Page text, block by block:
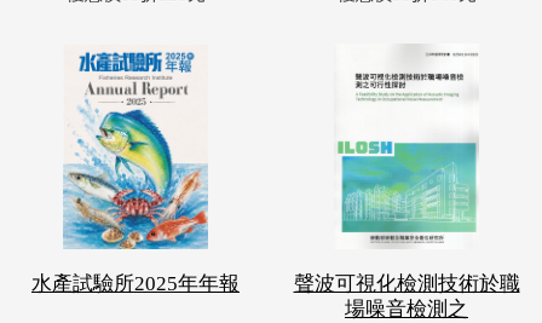
水產試驗所2025年年報
聲波可視化檢測技術於職
場噪音檢測之